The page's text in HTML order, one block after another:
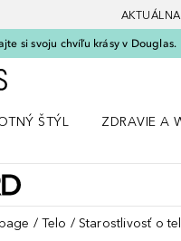
si svoju chvíľu krásy v Douglas.
Domov
ŠTÝL
ZDRAVIE A
Telo Starostlivosť o